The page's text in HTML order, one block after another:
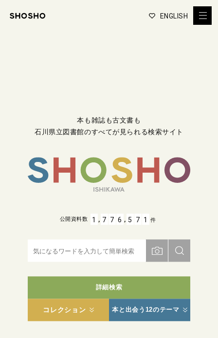
ENGLISH
本も雑誌も古文書も
石川県立図書館のすべてが見られる検索サイト
詳細検索
コレクション 本と出会う12のテーマ
公開資料数 1 , 7 7 6 , 5 7 1 件